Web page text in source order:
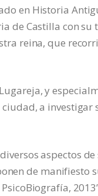
en Historia
de Castilla con su
reina, que
y
a investigar
aspectos
de manifiesto